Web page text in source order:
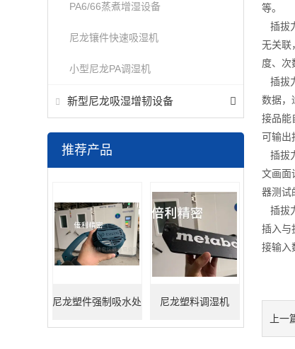
PA6/66蒸煮增湿设备
尼龙镶件快速吸湿机
小型尼龙PA调湿机
新型尼龙吸湿增韧设备
推荐产品
尼龙塑件强制吸水处 尼龙塑料调湿机
等。
插拔
无关联
度、次
插拔
数据，
接品能
可输出
插拔
文画面
器测试
插拔
插入与
接输入
上一